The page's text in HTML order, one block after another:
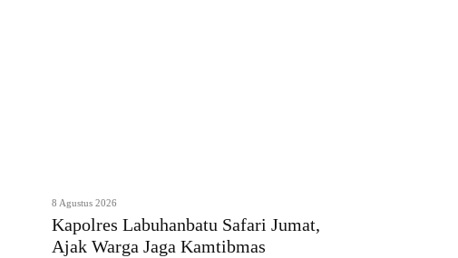
8 Agustus 2026
Kapolres Labuhanbatu Safari Jumat,
Ajak Warga Jaga Kamtibmas